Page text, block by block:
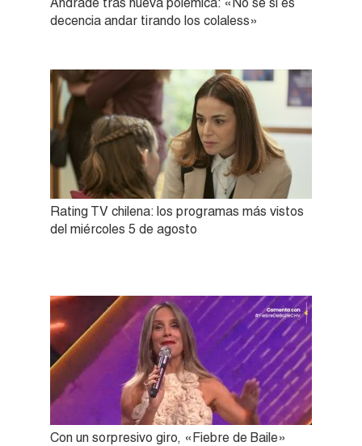
decencia andar tirando los colaless»
Rating TV chilena: los programas más vistos
del miércoles 5 de agosto
Con un sorpresivo giro, «Fiebre de Baile»